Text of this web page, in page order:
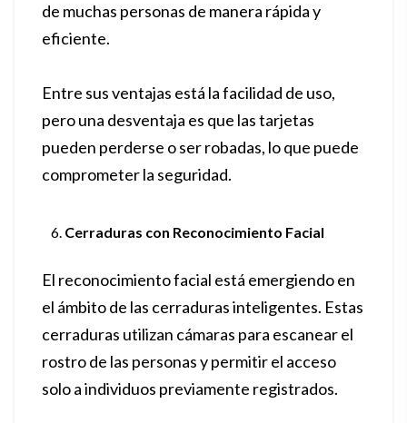
de muchas personas de manera rápida y
eficiente.
Entre sus ventajas está la facilidad de uso,
pero una desventaja es que las tarjetas
pueden perderse o ser robadas, lo que puede
comprometer la seguridad.
Cerraduras con Reconocimiento Facial
El reconocimiento facial está emergiendo en
el ámbito de las cerraduras inteligentes. Estas
cerraduras utilizan cámaras para escanear el
rostro de las personas y permitir el acceso
solo a individuos previamente registrados.